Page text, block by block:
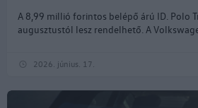
A 8,99 millió forintos belépő árú ID. Polo
augusztustól lesz rendelhető. A
2026. június. 17.